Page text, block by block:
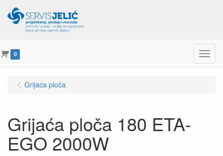
0 Menu
Grijaća ploča
Grijaća ploča 180 ETA-
EGO 2000W